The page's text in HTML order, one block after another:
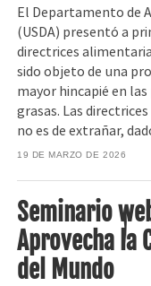
El Departamento de
(USDA) presentó a
directrices
sido objeto de una
mayor hincapié en
grasas. Las
no es de extrañar,
19 DE MARZO DE 2026
Seminario
Aprovecha la
del Mundo